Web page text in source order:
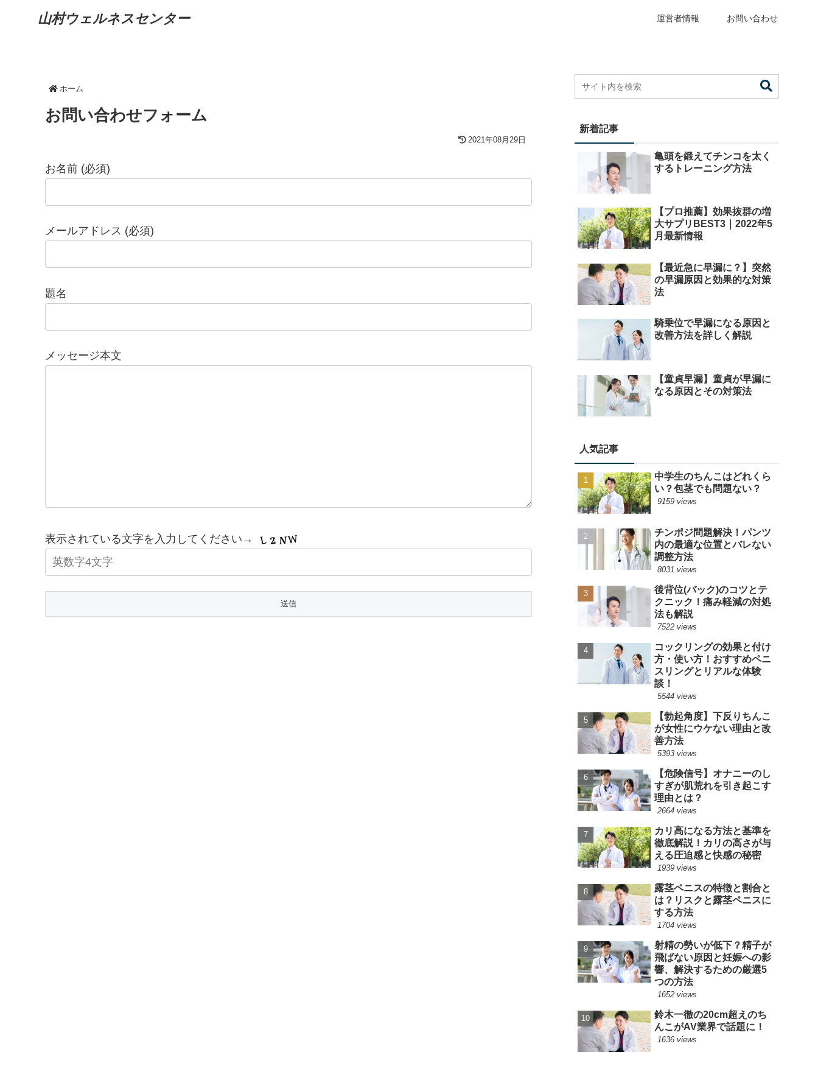
山村ウェルネスセンター 運営者情報 お問い合わせ
ホーム
お問い合わせフォーム
2021年08月29日
お名前 (必須)
メールアドレス (必須)
題名
メッセージ本文
表示されている文字を入力してください→
新着記事
亀頭を鍛えてチンコを太く
するトレーニング方法
【プロ推薦】効果抜群の増
大サプリBEST3｜2022年5
月最新情報
【最近急に早漏に？】突然
の早漏原因と効果的な対策
法
騎乗位で早漏になる原因と
改善方法を詳しく解説
【童貞早漏】童貞が早漏に
なる原因とその対策法
人気記事
中学生のちんこはどれくら
い？包茎でも問題ない？
9159 views
チンポジ問題解決！パンツ
内の最適な位置とバレない
調整方法
8031 views
後背位(バック)のコツとテ
クニック！痛み軽減の対処
法も解説
7522 views
コックリングの効果と付け
方・使い方！おすすめペニ
スリングとリアルな体験
談！
5544 views
【勃起角度】下反りちんこ
が女性にウケない理由と改
善方法
5393 views
【危険信号】オナニーのし
すぎが肌荒れを引き起こす
理由とは？
2664 views
カリ高になる方法と基準を
徹底解説！カリの高さが与
える圧迫感と快感の秘密
1939 views
露茎ペニスの特徴と割合と
は？リスクと露茎ペニスに
する方法
1704 views
射精の勢いが低下？精子が
飛ばない原因と妊娠への影
響、解決するための厳選5
つの方法
1652 views
鈴木一徹の20cm超えのち
んこがAV業界で話題に！
1636 views